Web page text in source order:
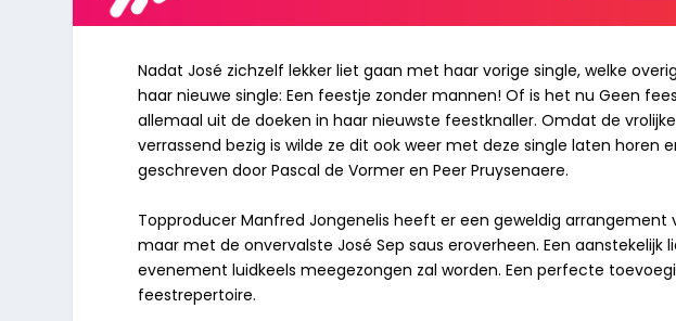
Nadat José zichzelf lekker liet gaan met haar vorige single, welke
haar nieuwe single: Een feestje zonder mannen! Of is het nu Geen
allemaal uit de doeken in haar nieuwste feestknaller. Omdat de
verrassend bezig is wilde ze dit ook weer met deze single laten horen
geschreven door Pascal de Vormer en Peer Pruysenaere.
Topproducer Manfred Jongenelis heeft er een geweldig
maar met de onvervalste José Sep saus eroverheen. Een
evenement luidkeels meegezongen zal worden. Een perfecte
feestrepertoire.